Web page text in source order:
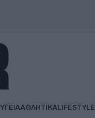
ΥΓΕΙΑΑΘΛΗΤΙΚΑLIFESTYLE